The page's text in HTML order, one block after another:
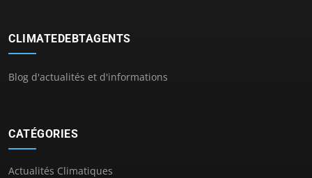
CLIMATEDEBTAGENTS
Blog d'actualités et d'informations
CATÉGORIES
Actualités Climatiques